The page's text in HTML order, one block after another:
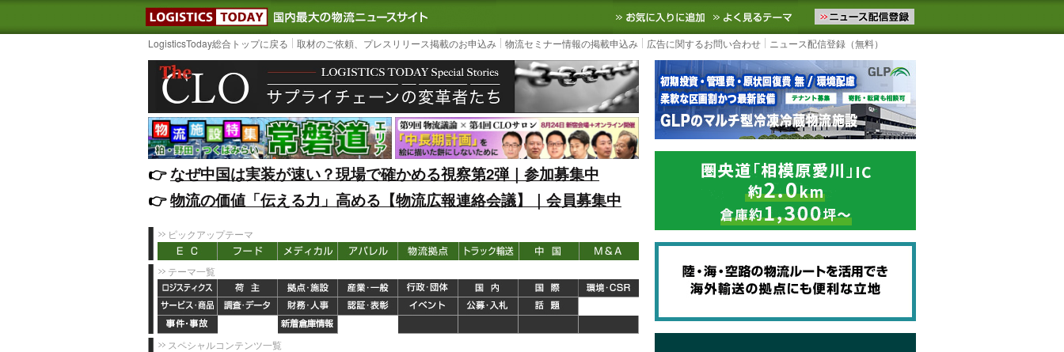
LOGISTICS TODAY｜国内最大の物流ニュースサイト3PL, SCMなど国内外の最新の物流ニュースをお届けします。物流ニュースメール配信を登録す
お気に入りに追加 よく見るテーマ
LogisticsToday総合トップに戻る 取材のご依頼、プレスリリース掲載のお申込み 物流セミナー情報の掲載申込み 広告に関するお問い合わせ ニュース配信登録（無料）
👉️なぜ中国は実装が速い？現場で確かめる視察第2弾｜参加募集中
👉️物流の価値「伝える力」高める【物流広報連絡会議】｜会員募集中
ピックアップテーマ
テーマ一覧
スペシャルコンテンツ一覧